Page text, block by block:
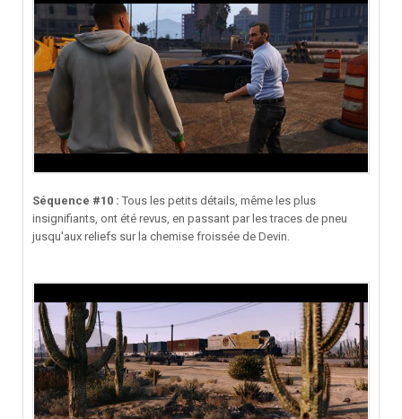
Séquence #10 : Tous les petits détails, même les plus
insignifiants, ont été revus, en passant par les traces de pneu
jusqu'aux reliefs sur la chemise froissée de Devin.